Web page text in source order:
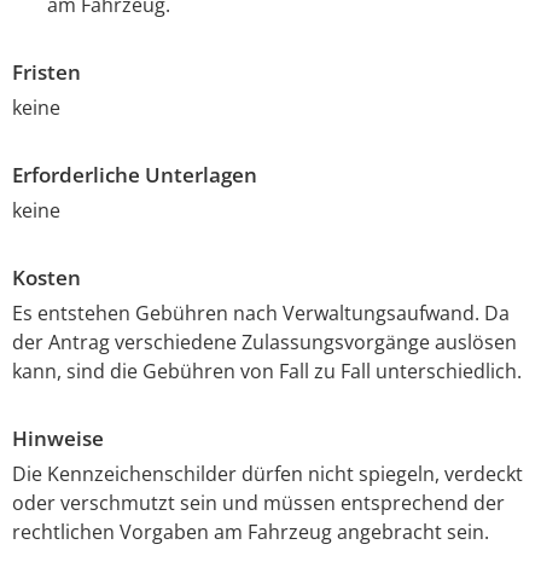
Fristen
keine
Erforderliche Unterlagen
keine
Kosten
Es entstehen Gebühren nach Verwaltungsaufwand. Da
der Antrag verschiedene Zulassungsvorgänge auslösen
kann, sind die Gebühren von Fall zu Fall unterschiedlich.
Hinweise
Die Kennzeichenschilder dürfen nicht spiegeln, verdeckt
oder verschmutzt sein und müssen entsprechend der
rechtlichen Vorgaben am Fahrzeug angebracht sein.